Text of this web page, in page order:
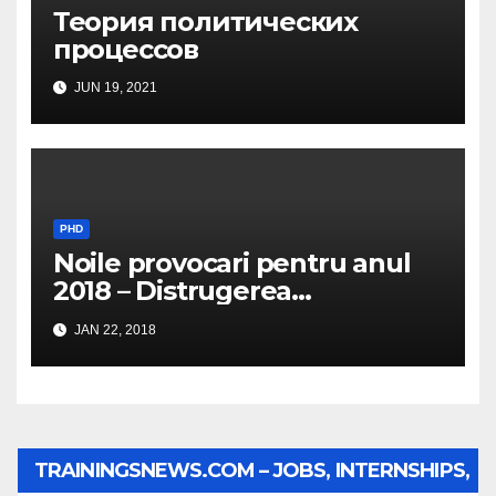
Теория политических
процессов
JUN 19, 2021
PHD
Noile provocari pentru anul
2018 – Distrugerea
structurilor EUro-Atlanti…
JAN 22, 2018
TRAININGSNEWS.COM – JOBS, INTERNSHIPS,